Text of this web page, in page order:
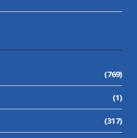
(769)
(1)
(317)